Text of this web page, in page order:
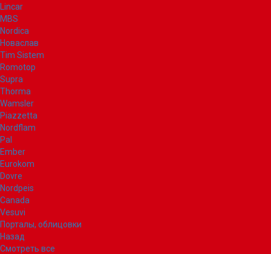
Lincar
MBS
Nordica
Новаслав
Tim Sistem
Romotop
Supra
Thorma
Wamsler
Piazzetta
Nordflam
Pal
Ember
Eurokom
Dovre
Nordpeis
Canada
Vesuvi
Порталы, облицовки
Назад
Смотреть все